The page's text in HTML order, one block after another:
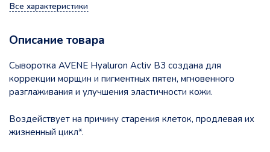
Все характеристики
Описание товара
Cыворотка AVENE Hyaluron Activ B3 создана для
коррекции морщин и пигментных пятен, мгновенного
разглаживания и улучшения эластичности кожи.
Воздействует на причину старения клеток, продлевая их
жизненный цикл*.